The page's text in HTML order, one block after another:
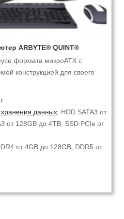
ARBYTE® QUINT®
формата микроАТХ с
конструкцией для своего
хранения данных: HDD SATA3 от
от 128GB до 4ТB, SSD PCIe от
от 4GB до 128GB, DDR5 от